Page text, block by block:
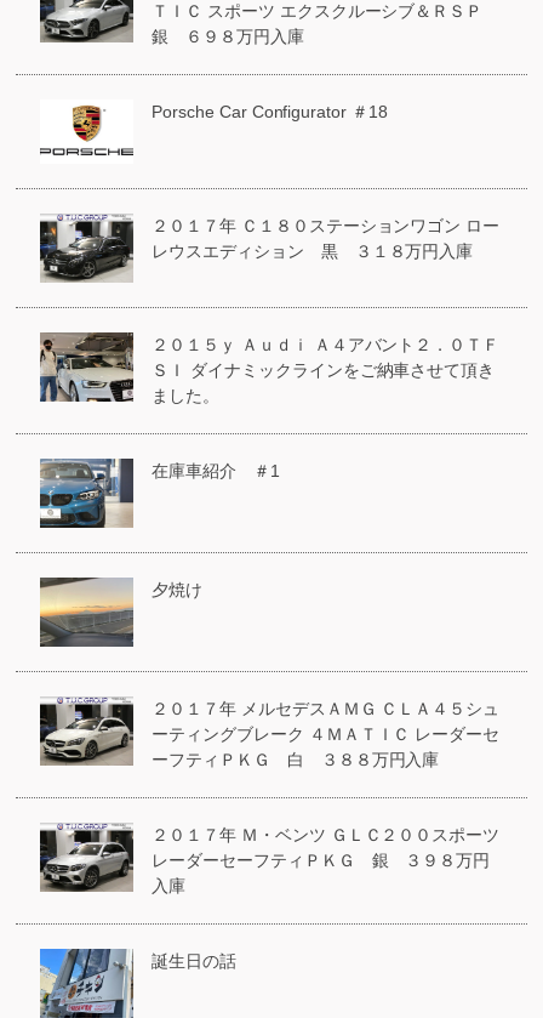
ＴＩＣ スポーツ エクスクルーシブ＆ＲＳＰ
銀 ６９８万円入庫
Porsche Car Configurator ＃18
２０１７年 Ｃ１８０ステーションワゴン ロー
レウスエディション 黒 ３１８万円入庫
２０１５ｙ Ａｕｄｉ Ａ４アバント２．０ＴＦ
ＳＩ ダイナミックラインをご納車させて頂き
ました。
在庫車紹介 ＃1
夕焼け
２０１７年 メルセデスＡＭＧ ＣＬＡ４５シュ
ーティングブレーク ４ＭＡＴＩＣ レーダーセ
ーフティＰＫＧ 白 ３８８万円入庫
２０１７年 Ｍ・ベンツ ＧＬＣ２００スポーツ
レーダーセーフティＰＫＧ 銀 ３９８万円
入庫
誕生日の話